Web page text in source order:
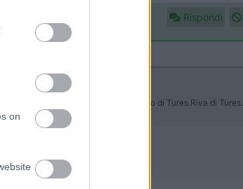
on
Rispondi
di aree, sotto Monte Spicco. Campo di Tures.Riva di Tures.